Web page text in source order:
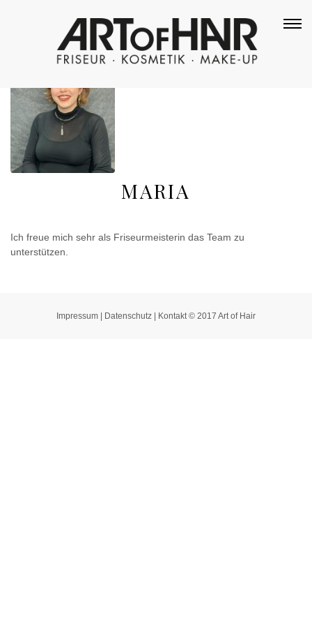
MARIA
Ich freue mich sehr als Friseurmeisterin das Team zu
unterstützen.
Impressum Datenschutz Kontakt© 2017 Art of Hair